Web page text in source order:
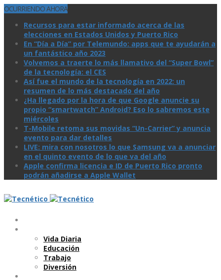
OCURRIENDO AHORA
Recursos para estar informado acerca de las
elecciones en Estados Unidos y Puerto Rico
En “Día a Día” por Telemundo: apps que te ayudarán a
un fantástico año 2023
Volvemos a traerte lo más llamativo del “Super Bowl”
de la tecnologí­a: el CES
Así­ fue el mundo de la tecnologí­a en 2022: un
resumen de lo más destacado del año
¿Ha llegado por la hora de que Google anuncie su
propio “smartwatch” Android? Eso lo sabremos este
miércoles
T-Mobile retoma sus movidas “Un-Carrier” y anuncia
evento para dar detalles
LIVE: mira con nosotros lo que Samsung va a anunciar
en el quinto evento de lo que va del año
Apple confirma licencia e ID de Puerto Rico pronto
podrán añadirse a Apple Wallet
Vida Diaria
Educación
Trabajo
Diversión